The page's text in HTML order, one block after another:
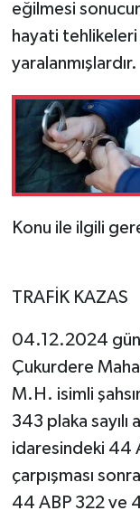
eğilmesi
hayati
yaralanmışlardır.
Konu ile ilgili
TRAFİK KAZAS
04.12.2024
Çukurdere
M.H. isimli
343 plaka sayılı
idaresindeki 44
çarpışması
44 ABP 322 ve